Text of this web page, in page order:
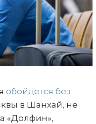
обойдется без
в Шанхай, не
«Долфин»,